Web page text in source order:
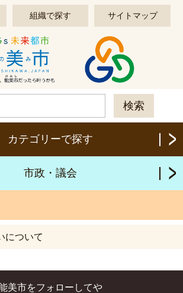
移動する
組織で探す サイトマップ
カテゴリーで探す
について
市政・議会
美市をフォローしてや